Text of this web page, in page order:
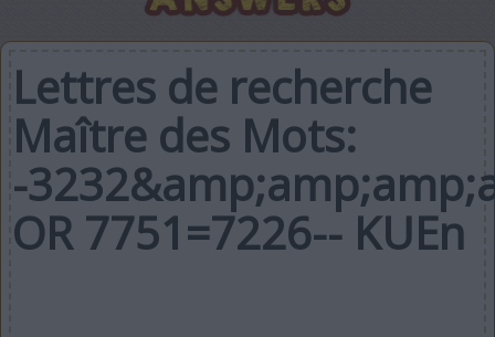
Lettres de recherche
Maître des Mots:
-
OR 7751=7226-- KUEn